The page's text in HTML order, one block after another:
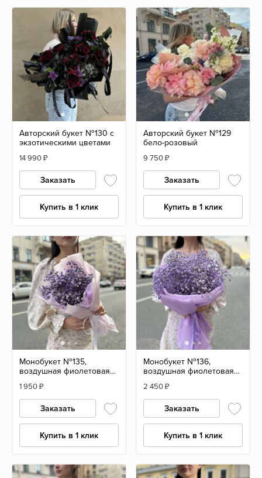
Авторский букет №130 с
экзотическими цветами
14 990₽
Заказать
Купить в 1 клик
Авторский букет №129
бело-розовый
9 750₽
Заказать
Купить в 1 клик
Монобукет №135,
воздушная фиолетовая
1 950₽
Заказать
Купить в 1 клик
Монобукет №136,
воздушная фиолетовая
2 450₽
Заказать
Купить в 1 клик